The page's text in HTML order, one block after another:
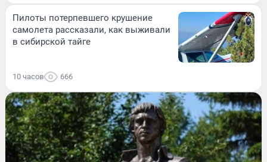
Пилоты потерпевшего крушение
самолета рассказали, как выживали
в сибирской тайге
10 часов 666